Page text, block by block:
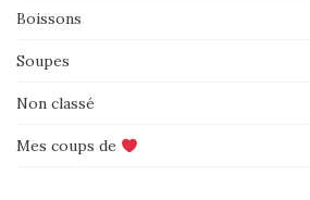
Boissons
Soupes
Non classé
Mes coups de